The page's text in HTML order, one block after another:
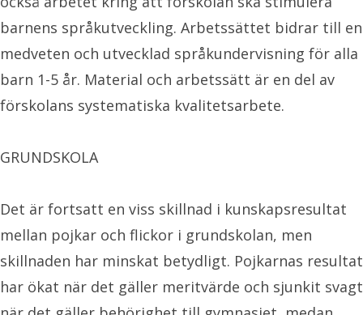
barnens språkutveckling. Arbetssättet bidrar till en
medveten och utvecklad språkundervisning för alla
barn 1-5 år. Material och arbetssätt är en del av
förskolans systematiska kvalitetsarbete.
GRUNDSKOLA
Det är fortsatt en viss skillnad i kunskapsresultat
mellan pojkar och flickor i grundskolan, men
skillnaden har minskat betydligt. Pojkarnas resultat
har ökat när det gäller meritvärde och sjunkit svagt